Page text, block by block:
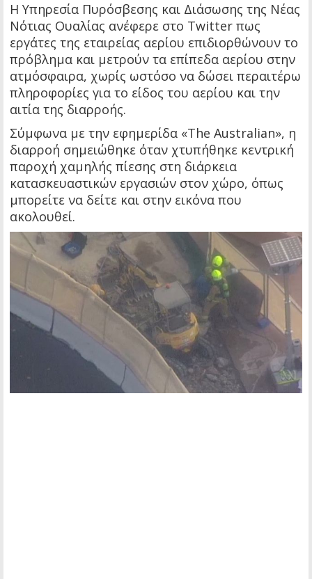
Η Υπηρεσία Πυρόσβεσης και Διάσωσης της Νέας
Νότιας Ουαλίας ανέφερε στο Twitter πως
εργάτες της εταιρείας αερίου επιδιορθώνουν το
πρόβλημα και μετρούν τα επίπεδα αερίου στην
ατμόσφαιρα, χωρίς ωστόσο να δώσει περαιτέρω
πληροφορίες για το είδος του αερίου και την
αιτία της διαρροής.
Σύμφωνα με την εφημερίδα «The Australian», η
διαρροή σημειώθηκε όταν χτυπήθηκε κεντρική
παροχή χαμηλής πίεσης στη διάρκεια
κατασκευαστικών εργασιών στον χώρο, όπως
μπορείτε να δείτε και στην εικόνα που
ακολουθεί.